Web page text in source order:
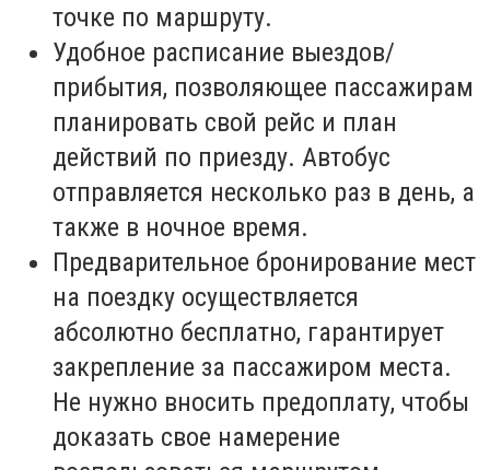
точке по маршруту.
Удобное расписание выездов/
прибытия, позволяющее пассажирам
планировать свой рейс и план
действий по приезду. Автобус
отправляется несколько раз в день, а
также в ночное время.
Предварительное бронирование мест
на поездку осуществляется
абсолютно бесплатно, гарантирует
закрепление за пассажиром места.
Не нужно вносить предоплату, чтобы
доказать свое намерение